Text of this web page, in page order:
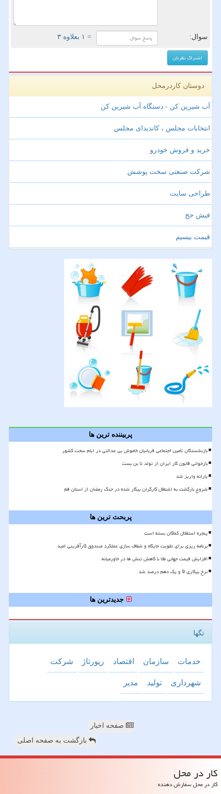
سوال: = ۱ بعلاوه ۳
دوستان کاردرمحل
آب شیرین کن - دستگاه آب شیرین کن
انتخابات مجلس ، کاندیدای مجلس
خرید و فروش خودرو
شرکت صنعتی سخت پوشش
طراحی سایت
فیش حج
قیمت بیسیم
پربیننده ترین ها
بازنشستگان تأمین اجتماعی قربانیان خاموش بی عدالتی در ایام سخت کشور
بازخوانی قانون کار ایران از تولد تا بن بست
یارانه واریز شد
شروع بازگشت به اشتغال کارگران بیکار شده در جنگ رمضان از استان قم
پربحث ترین ها
پنجره استقلال کماکان بسته است
برنامه ریزی برای تقویت جایگاه و شفاف سازی عملکرد صندوق کارآفرینی امید
افزایش قیمت جهانی طلا با کاهش تنش ها در خاورمیانه
نرخ بیکاری 9 و یک دهم درصد شد
جدیدترین ها
تگها
خدمات سازمان اقتصاد رپورتاژ شركت
شهرداری تولید مدیر
صفحه اخبار
بازگشت به صفحه اصلی
كار در محل
کار در محل سفارش دهنده